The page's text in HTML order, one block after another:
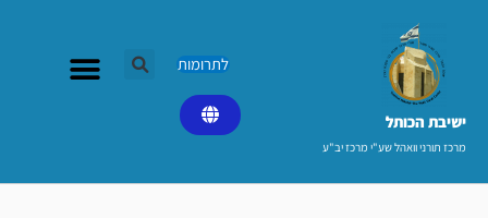
ישיבת הכותל​
מרכז תורני וואהל שע"י מרכז יב"ע
לתרומות